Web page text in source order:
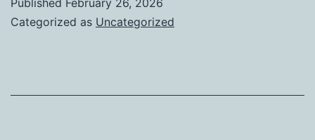
+
Categorized as Uncategorized